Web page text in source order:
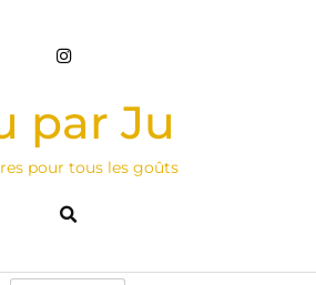
par Ju
pour tous les goûts